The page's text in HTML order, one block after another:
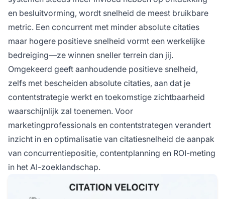
en besluitvorming, wordt snelheid de meest bruikbare
metric. Een concurrent met minder absolute citaties
maar hogere positieve snelheid vormt een werkelijke
bedreiging—ze winnen sneller terrein dan jij.
Omgekeerd geeft aanhoudende positieve snelheid,
zelfs met bescheiden absolute citaties, aan dat je
contentstrategie werkt en toekomstige zichtbaarheid
waarschijnlijk zal toenemen. Voor
marketingprofessionals en contentstrategen verandert
inzicht in en optimalisatie van citatiesnelheid de aanpak
van concurrentiepositie, contentplanning en ROI-meting
in het AI-zoeklandschap.